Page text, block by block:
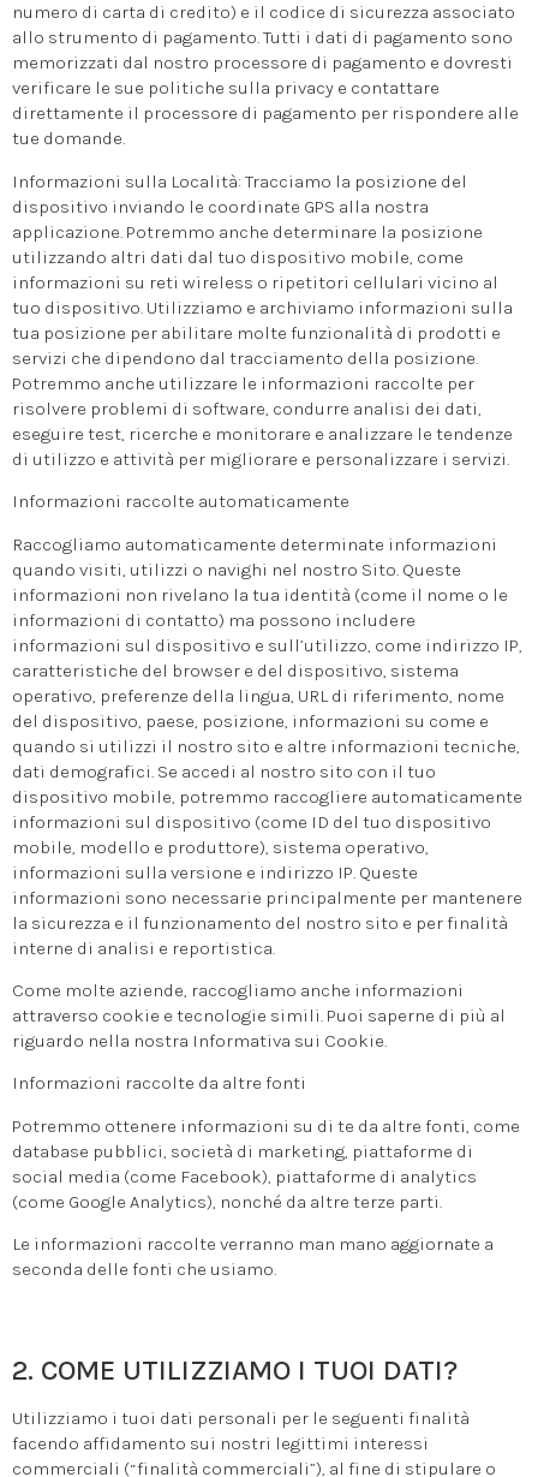
numero di carta di credito) e il codice di sicurezza associato
allo strumento di pagamento. Tutti i dati di pagamento sono
memorizzati dal nostro processore di pagamento e dovresti
verificare le sue politiche sulla privacy e contattare
direttamente il processore di pagamento per rispondere alle
tue domande.
Informazioni sulla Località: Tracciamo la posizione del
dispositivo inviando le coordinate GPS alla nostra
applicazione. Potremmo anche determinare la posizione
utilizzando altri dati dal tuo dispositivo mobile, come
informazioni su reti wireless o ripetitori cellulari vicino al
tuo dispositivo. Utilizziamo e archiviamo informazioni sulla
tua posizione per abilitare molte funzionalità di prodotti e
servizi che dipendono dal tracciamento della posizione.
Potremmo anche utilizzare le informazioni raccolte per
risolvere problemi di software, condurre analisi dei dati,
eseguire test, ricerche e monitorare e analizzare le tendenze
di utilizzo e attività per migliorare e personalizzare i servizi.
Informazioni raccolte automaticamente
Raccogliamo automaticamente determinate informazioni
quando visiti, utilizzi o navighi nel nostro Sito. Queste
informazioni non rivelano la tua identità (come il nome o le
informazioni di contatto) ma possono includere
informazioni sul dispositivo e sull’utilizzo, come indirizzo IP,
caratteristiche del browser e del dispositivo, sistema
operativo, preferenze della lingua, URL di riferimento, nome
del dispositivo, paese, posizione, informazioni su come e
quando si utilizzi il nostro sito e altre informazioni tecniche,
dati demografici. Se accedi al nostro sito con il tuo
dispositivo mobile, potremmo raccogliere automaticamente
informazioni sul dispositivo (come ID del tuo dispositivo
mobile, modello e produttore), sistema operativo,
informazioni sulla versione e indirizzo IP. Queste
informazioni sono necessarie principalmente per mantenere
la sicurezza e il funzionamento del nostro sito e per finalità
interne di analisi e reportistica.
Come molte aziende, raccogliamo anche informazioni
attraverso cookie e tecnologie simili. Puoi saperne di più al
riguardo nella nostra Informativa sui Cookie.
Informazioni raccolte da altre fonti
Potremmo ottenere informazioni su di te da altre fonti, come
database pubblici, società di marketing, piattaforme di
social media (come Facebook), piattaforme di analytics
(come Google Analytics), nonché da altre terze parti.
Le informazioni raccolte verranno man mano aggiornate a
seconda delle fonti che usiamo.
2. COME UTILIZZIAMO I TUOI DATI?
Utilizziamo i tuoi dati personali per le seguenti finalità
facendo affidamento sui nostri legittimi interessi
commerciali (“finalità commerciali”), al fine di stipulare o